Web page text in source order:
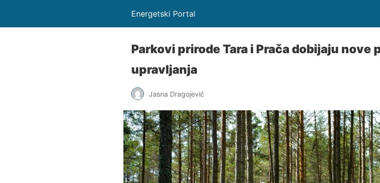
Energetski Portal
Parkovi prirode Tara i Prača dobijaju nove
upravljanja
Jasna Dragojević